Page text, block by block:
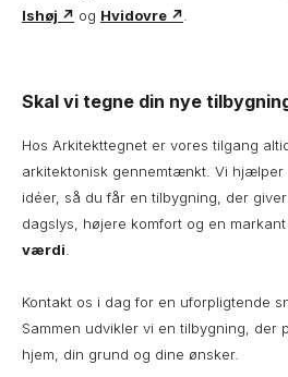
Ishøj ↗ og Hvidovre ↗.
Skal vi tegne din nye
Hos Arkitekttegnet er vores tilgang
arkitektonisk gennemtænkt. Vi hjælper
idéer, så du får en tilbygning, der
dagslys, højere komfort og en
værdi.
Kontakt os i dag for en uforpligtende
Sammen udvikler vi en tilbygning, der
hjem, din grund og dine ønsker.